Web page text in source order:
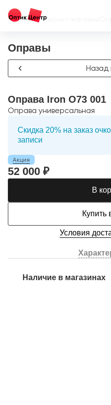
Главная/Интернет-магазин
Оправы
Назад
Оправа Iron O73 001
Оправа универсальная
Скидка 20% на заказ
записи
Акция
52 000 ₽
В
Купить
Условия
Наличие в магазинах